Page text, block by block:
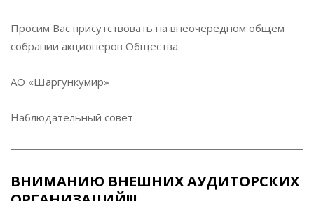
Просим Вас присутствовать на внеочередном общем
собрании акционеров Общества.
АО «Шаргункумир»
Наблюдательный совет
ВНИМАНИЮ ВНЕШНИХ АУДИТОРСКИХ